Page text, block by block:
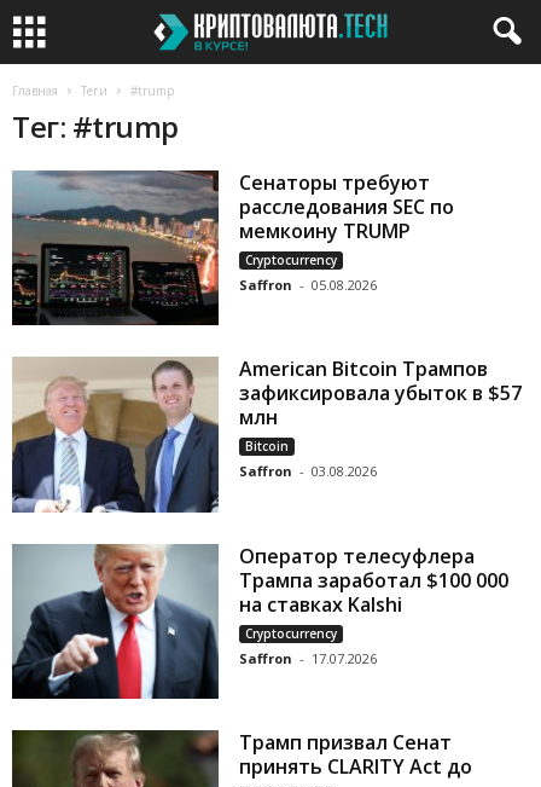
Главная Теги #trump
Тег: #trump
Сенаторы требуют
расследования SEC по
мемкоину TRUMP
Cryptocurrency
Saffron - 05.08.2026
American Bitcoin Трампов
зафиксировала убыток в $57
млн
Bitcoin
Saffron - 03.08.2026
Оператор телесуфлера
Трампа заработал $100 000
на ставках Kalshi
Cryptocurrency
Saffron - 17.07.2026
Трамп призвал Сенат
принять CLARITY Act до